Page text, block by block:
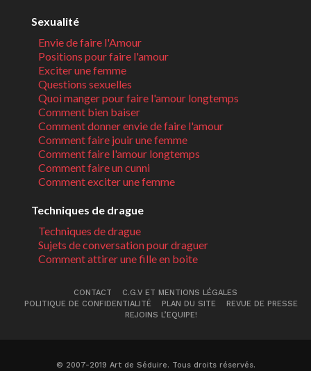
Sexualité
Envie de faire l'Amour
Positions pour faire l'amour
Exciter une femme
Questions sexuelles
Quoi manger pour faire l'amour longtemps
Comment bien baiser
Comment donner envie de faire l'amour
Comment faire jouir une femme
Comment faire l'amour longtemps
Comment faire un cunni
Comment exciter une femme
Techniques de drague
Techniques de drague
Sujets de conversation pour draguer
Comment attirer une fille en boite
CONTACT
C.G.V ET MENTIONS LÉGALES
POLITIQUE DE CONFIDENTIALITÉ
PLAN DU SITE
REVUE DE PRESSE
REJOINS L’EQUIPE!
© 2007-2019 Art de Séduire. Tous droits réservés.